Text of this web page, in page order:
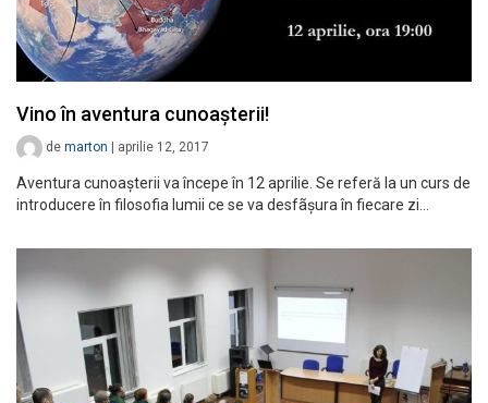
Vino în aventura cunoașterii!
de marton | aprilie 12, 2017
Aventura cunoașterii va începe în 12 aprilie. Se referă la un curs de
introducere în filosofia lumii ce se va desfãșura în fiecare zi…